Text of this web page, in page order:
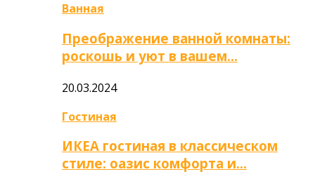
Ванная
Преображение ванной комнаты:
роскошь и уют в вашем…
20.03.2024
Гостиная
ИКЕА гостиная в классическом
стиле: оазис комфорта и…